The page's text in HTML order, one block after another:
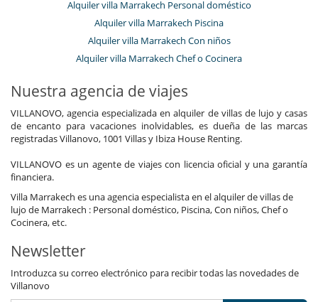
Alquiler villa Marrakech Personal doméstico
Alquiler villa Marrakech Piscina
Alquiler villa Marrakech Con niños
Alquiler villa Marrakech Chef o Cocinera
Nuestra agencia de viajes
VILLANOVO, agencia especializada en alquiler de villas de lujo y casas
de encanto para vacaciones inolvidables, es dueña de las marcas
registradas Villanovo, 1001 Villas y Ibiza House Renting.
VILLANOVO es un agente de viajes con licencia oficial y una garantía
financiera.
Villa Marrakech es una agencia especialista en el alquiler de villas de
lujo de Marrakech : Personal doméstico, Piscina, Con niños, Chef o
Cocinera, etc.
Newsletter
Introduzca su correo electrónico para recibir todas las novedades de
Villanovo